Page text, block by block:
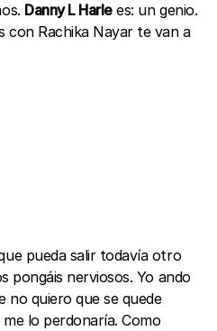
Danny L Harlees: un genio.
con Rachika Nayar te van a
pueda salir todavía otro
pongáis nerviosos. Yo ando
no quiero que se quede
lo perdonaría. Como